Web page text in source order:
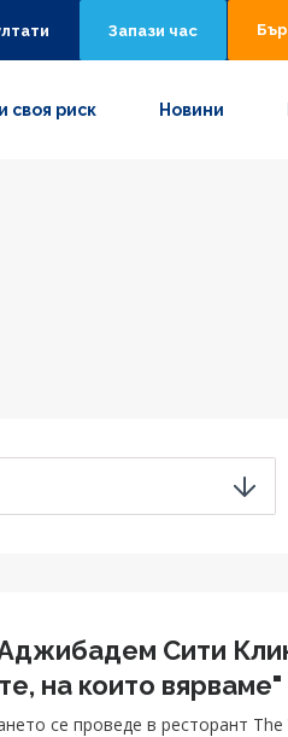
Запази час
своя риск Новини
Сити
на които вярваме"
се проведе в ресторант